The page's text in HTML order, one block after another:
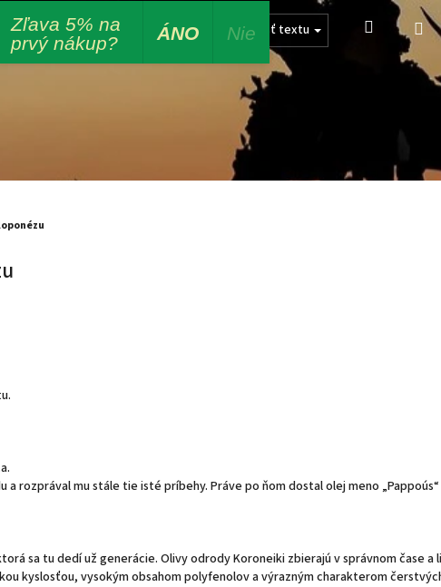
Veľkosť textu Hľadať
rozprával mu stále tie isté príbehy. Práve po ňom dostal olej meno
sa tu dedí už generácie. Olivy odrody Koroneiki zbierajú v správnom čase a
kyslosťou, vysokým obsahom polyfenolov a výrazným charakterom
Zľava 5% na
prvý nákup?
ÁNO Nie